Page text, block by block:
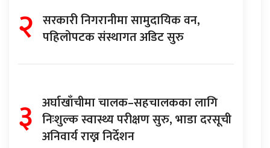
२ सरकारी निगरानीमा सामुदायिक वन,
पहिलोपटक संस्थागत अडिट सुरु
३ अर्घाखाँचीमा चालक–सहचालकका लागि
निःशुल्क स्वास्थ्य परीक्षण सुरु, भाडा दरसूची
अनिवार्य राख्न निर्देशन